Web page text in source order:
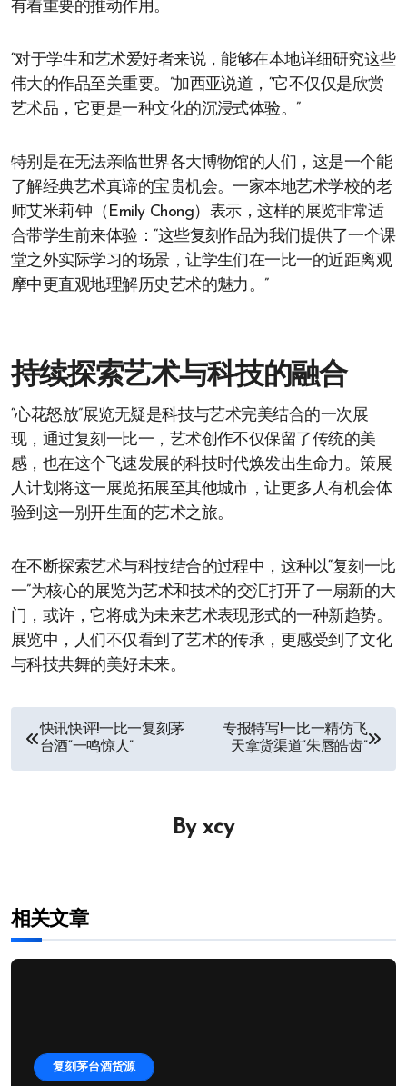
有着重要的推动作用。
“对于学生和艺术爱好者来说，能够在本地详细研究这些
伟大的作品至关重要。”加西亚说道，“它不仅仅是欣赏
艺术品，它更是一种文化的沉浸式体验。”
特别是在无法亲临世界各大博物馆的人们，这是一个能
了解经典艺术真谛的宝贵机会。一家本地艺术学校的老
师艾米莉·钟（Emily Chong）表示，这样的展览非常适
合带学生前来体验：“这些复刻作品为我们提供了一个课
堂之外实际学习的场景，让学生们在一比一的近距离观
摩中更直观地理解历史艺术的魅力。”
持续探索艺术与科技的融合
“心花怒放”展览无疑是科技与艺术完美结合的一次展
现，通过复刻一比一，艺术创作不仅保留了传统的美
感，也在这个飞速发展的科技时代焕发出生命力。策展
人计划将这一展览拓展至其他城市，让更多人有机会体
验到这一别开生面的艺术之旅。
在不断探索艺术与科技结合的过程中，这种以“复刻一比
一”为核心的展览为艺术和技术的交汇打开了一扇新的大
门，或许，它将成为未来艺术表现形式的一种新趋势。
展览中，人们不仅看到了艺术的传承，更感受到了文化
与科技共舞的美好未来。
文
章
快讯快评!一比一复刻茅
台酒“一鸣惊人”
专报特写!一比一精仿飞
天拿货渠道“朱唇皓齿”
By xcy
相关文章
复刻茅台酒货源